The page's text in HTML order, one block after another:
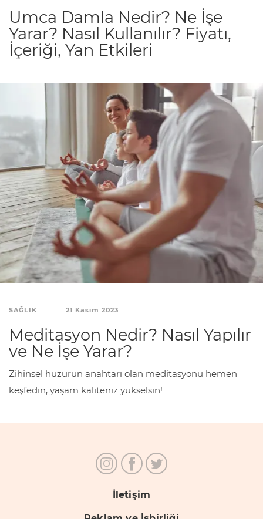
Umca Damla Nedir? Ne İşe
Yarar? Nasıl Kullanılır? Fiyatı,
İçeriği, Yan Etkileri
SAĞLIK 21 Kasım 2023
Meditasyon Nedir? Nasıl Yapılır
ve Ne İşe Yarar?
Zihinsel huzurun anahtarı olan meditasyonu hemen
keşfedin, yaşam kaliteniz yükselsin!
İletişim